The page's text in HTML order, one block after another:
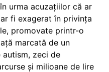
urma acuzațiilor că ar
fi exagerat în privința
promovate printr-o
marcată de un
zeci de
și milioane de lire